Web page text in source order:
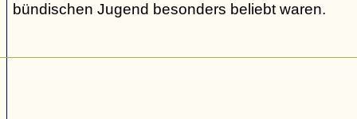
bündischen Jugend besonders beliebt waren.